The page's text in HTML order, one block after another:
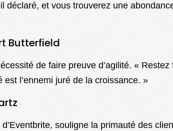
déclaré, et vous trouverez une
Butterfield
de faire preuve d’agilité. «
l’ennemi juré de la croissance. »
souligne la primauté des